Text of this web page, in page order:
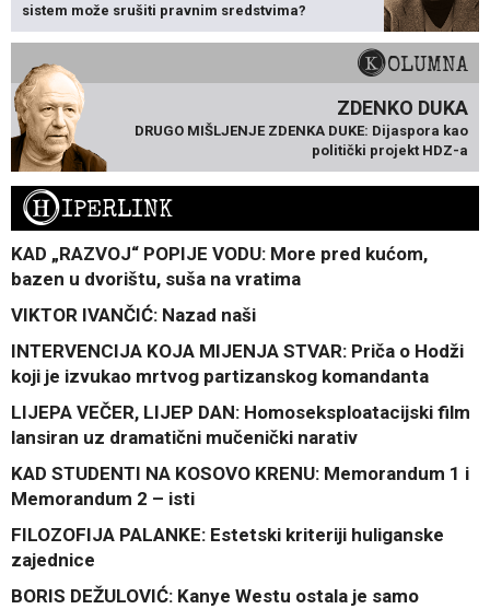
sistem može srušiti pravnim sredstvima?
KOLUMNA
ZDENKO DUKA
DRUGO MIŠLJENJE ZDENKA DUKE: Dijaspora kao
politički projekt HDZ-a
HIPERLINK
KAD „RAZVOJ“ POPIJE VODU: More pred kućom,
bazen u dvorištu, suša na vratima
VIKTOR IVANČIĆ: Nazad naši
INTERVENCIJA KOJA MIJENJA STVAR: Priča o Hodži
koji je izvukao mrtvog partizanskog komandanta
LIJEPA VEČER, LIJEP DAN: Homoseksploatacijski film
lansiran uz dramatični mučenički narativ
KAD STUDENTI NA KOSOVO KRENU: Memorandum 1 i
Memorandum 2 – isti
FILOZOFIJA PALANKE: Estetski kriteriji huliganske
zajednice
BORIS DEŽULOVIĆ: Kanye Westu ostala je samo